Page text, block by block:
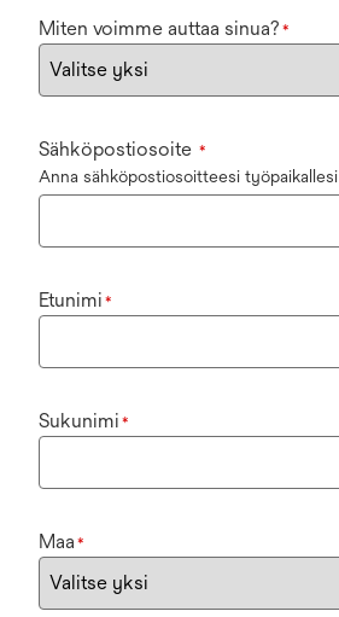
Miten voimme auttaa sinua? *
Sähköpostiosoite *
Anna sähköpostiosoitteesi työpaikallesi
Etunimi *
Sukunimi *
Maa *